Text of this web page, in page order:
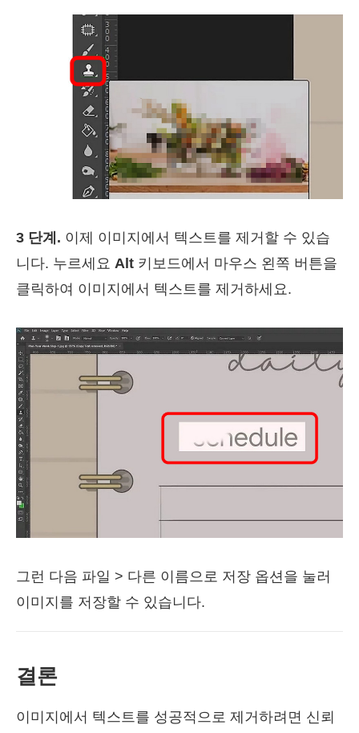
3 단계. 이제 이미지에서 텍스트를 제거할 수 있습
니다. 누르세요 Alt 키보드에서 마우스 왼쪽 버튼을
클릭하여 이미지에서 텍스트를 제거하세요.
그런 다음 파일 > 다른 이름으로 저장 옵션을 눌러
이미지를 저장할 수 있습니다.
결론
이미지에서 텍스트를 성공적으로 제거하려면 신뢰